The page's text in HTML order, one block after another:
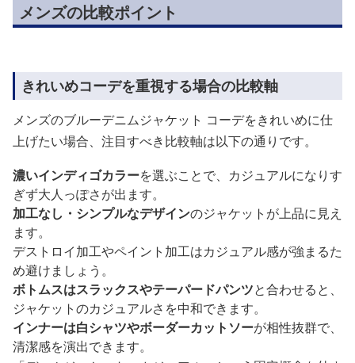
メンズの比較ポイント
きれいめコーデを重視する場合の比較軸
メンズのブルーデニムジャケット コーデをきれいめに仕
上げたい場合、注目すべき比較軸は以下の通りです。
濃いインディゴカラーを選ぶことで、カジュアルになりす
ぎず大人っぽさが出ます。
加工なし・シンプルなデザインのジャケットが上品に見え
ます。
デストロイ加工やペイント加工はカジュアル感が強まるた
め避けましょう。
ボトムスはスラックスやテーパードパンツと合わせると、
ジャケットのカジュアルさを中和できます。
インナーは白シャツやボーダーカットソーが相性抜群で、
清潔感を演出できます。